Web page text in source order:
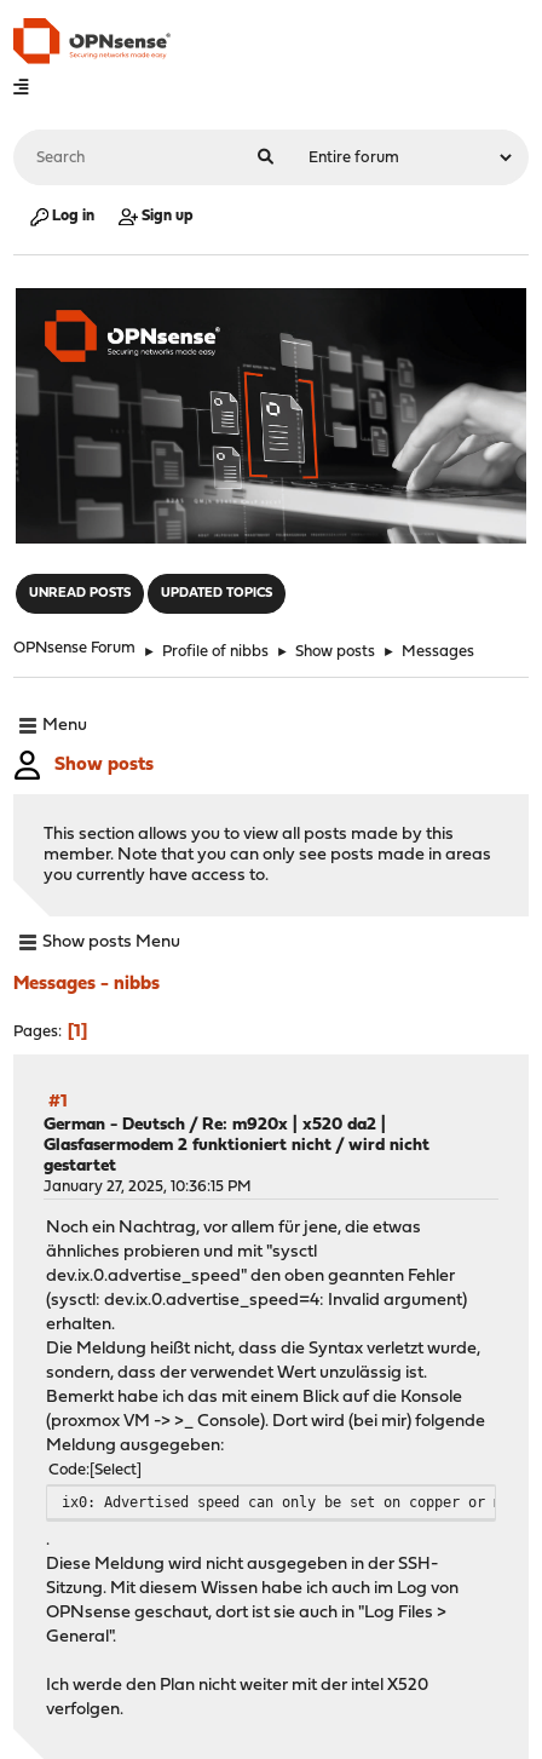
Log in Sign up
UNREAD POSTS UPDATED TOPICS
OPNsense Forum ► Profile of nibbs ► Show posts ► Messages
Menu
Show posts
This section allows you to view all posts made by this
member. Note that you can only see posts made in areas
you currently have access to.
Show posts Menu
Messages - nibbs
Pages 1
#1
German - Deutsch / Re: m920x | x520 da2 |
Glasfasermodem 2 funktioniert nicht / wird nicht
gestartet
January 27, 2025, 10:36:15 PM
Noch ein Nachtrag, vor allem für jene, die etwas
ähnliches probieren und mit "sysctl
dev.ix.0.advertise_speed" den oben geannten Fehler
(sysctl: dev.ix.0.advertise_speed=4: Invalid argument)
erhalten.
Die Meldung heißt nicht, dass die Syntax verletzt wurde,
sondern, dass der verwendet Wert unzulässig ist.
Bemerkt habe ich das mit einem Blick auf die Konsole
(proxmox VM -> >_ Console). Dort wird (bei mir) folgende
Meldung ausgegeben:
Code Select
ix0: Advertised speed can only be set on copper or
.
Diese Meldung wird nicht ausgegeben in der SSH-
Sitzung. Mit diesem Wissen habe ich auch im Log von
OPNsense geschaut, dort ist sie auch in "Log Files >
General".
Ich werde den Plan nicht weiter mit der intel X520
verfolgen.